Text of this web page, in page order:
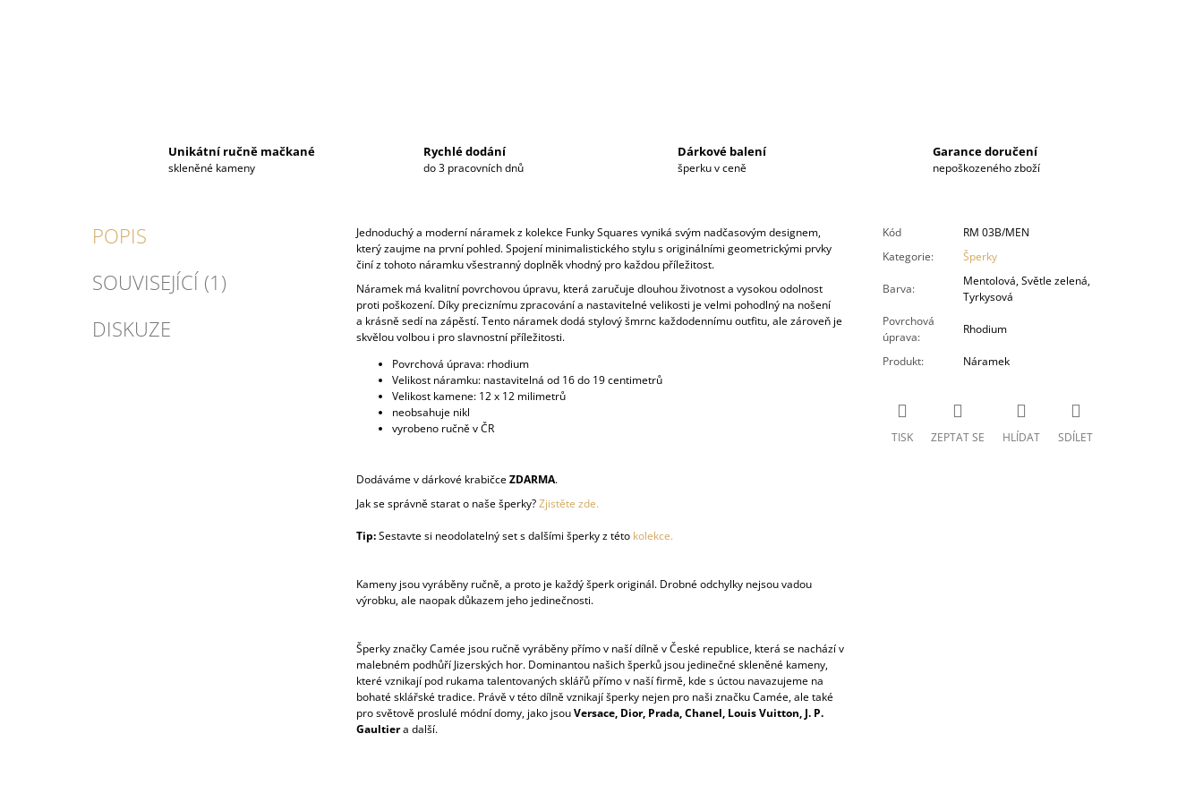
Unikátní ručně mačkané
skleněné kameny
Rychlé dodání
do 3 pracovních dnů
Dárkové balení
šperku v ceně
Garance doručení
nepoškozeného zboží
POPIS
SOUVISEJÍCÍ (1)
DISKUZE
Jednoduchý a moderní náramek z kolekce Funky Squares vyniká svým nadčasovým designem,
který zaujme na první pohled. Spojení minimalistického stylu s originálními geometrickými prvky
činí z tohoto náramku všestranný doplněk vhodný pro každou příležitost.
Náramek má kvalitní povrchovou úpravu, která zaručuje dlouhou životnost a vysokou odolnost
proti poškození. Díky preciznímu zpracování a nastavitelné velikosti je velmi pohodlný na nošení
a krásně sedí na zápěstí.Tento náramek dodá stylový šmrnc každodennímu outfitu, ale zároveň je
skvělou volbou i pro slavnostní příležitosti.
Povrchová úprava: rhodium
Velikost náramku: nastavitelná od 16 do 19 centimetrů
Velikost kamene: 12 x 12 milimetrů
neobsahuje nikl
vyrobeno ručně v ČR
Dodáváme v dárkové krabičceZDARMA.
Jak se správně starat o naše šperky?Zjistěte zde.
Tip:Sestavte si neodolatelný set s dalšími šperky z této kolekce.
Kameny jsou vyráběny ručně, a proto je každý šperk originál. Drobné odchylky nejsou vadou
výrobku, ale naopak důkazem jeho jedinečnosti.
Šperky značky Camée jsou ručně vyráběny přímo v naší dílně v České republice, která se nachází v
malebném podhůří Jizerských hor. Dominantou našich šperků jsou jedinečné skleněné kameny,
které vznikají pod rukama talentovaných sklářů přímo v naší firmě, kde s úctou navazujeme na
bohaté sklářské tradice. Právě v této dílně vznikají šperky nejen pro naši značku Camée, ale také
pro světově proslulé módní domy, jako jsouVersace, Dior, Prada, Chanel, Louis Vuitton, J. P.
Gaultiera další.
Kód
RM 03B/MEN
Kategorie: Šperky
Barva:
Mentolová, Světle zelená,
Tyrkysová
Povrchová
úprava:
Rhodium
Produkt: Náramek
TISK ZEPTAT SE HLÍDAT SDÍLET